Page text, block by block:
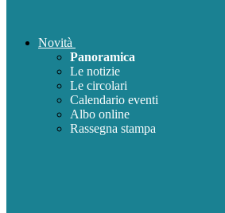
Novità
Panoramica
Le notizie
Le circolari
Calendario eventi
Albo online
Rassegna stampa